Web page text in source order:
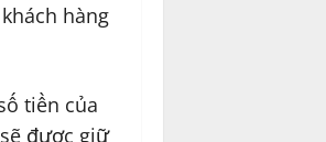
hàng
tiền của
được giữ